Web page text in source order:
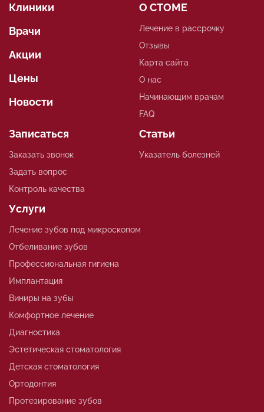
Клиники
Врачи
Акции
Цены
Новости
Услуги
Лечение зубов под микроскопом
Отбеливание зубов
Профессиональная гигиена
Имплантация
Виниры на зубы
Комфортное лечение
Диагностика
Эстетическая стоматология
Детская стоматология
Ортодонтия
Протезирование зубов
О СТОМЕ
Лечение в рассрочку
Отзывы
Карта сайта
О нас
Начинающим врачам
FAQ
Статьи
Указатель болезней
Записаться
Заказать звонок
Задать вопрос
Контроль качества